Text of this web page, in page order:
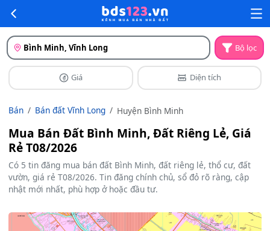
Bình Minh, Vĩnh Long Bộ lọc
Giá Diện tích
Bán Bán đất Vĩnh Long Huyện Bình Minh
Mua Bán Đất Bình Minh, Đất Riêng Lẻ, Giá
Rẻ T08/2026
Có 5 tin đăng mua bán đất Bình Minh, đất riêng lẻ, thổ cư, đất
vườn, giá rẻ T08/2026. Tin đăng chính chủ, sổ đỏ rõ ràng, cập
nhật mới nhất, phù hợp ở hoặc đầu tư.